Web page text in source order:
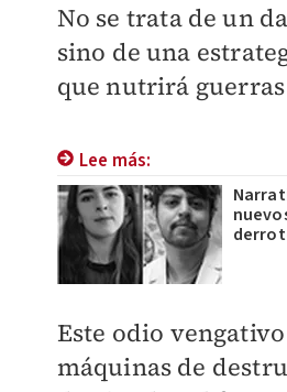
No se trata de un
sino de una
que nutrirá
Lee más:
Este odio
máquinas de